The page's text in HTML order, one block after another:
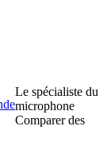
Le spécialiste du
microphone
Comparer des